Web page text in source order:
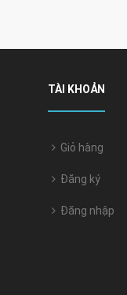
TÀI KHOẢN
Giỏ hàng
Đăng ký
Đăng nhập